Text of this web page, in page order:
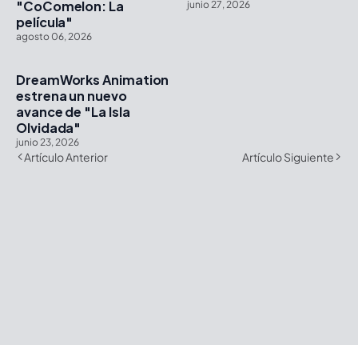
"CoComelon: La
película"
agosto 06, 2026
junio 27, 2026
DreamWorks Animation
estrena un nuevo
avance de "La Isla
Olvidada"
junio 23, 2026
Artículo Anterior Artículo Siguiente